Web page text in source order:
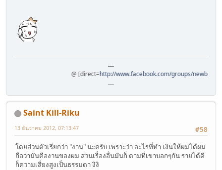
---
@ [direct=http://www.facebook.com/groups/newbiehunters/]
---
Saint Kill-Riku
#58
13 ธันวาคม 2012, 07:13:47
โดยส่วนตัวเรียกว่า "งาน" นะครับ เพราะว่า อะไรที่ทำ เงินให้ผมได้ผม
ถือว่ามันคืองานของผม ส่วนเรื่องอื่นมันก็ ตามที่เขาบอกๆกัน รายได้ดี
ก็ความเสี่ยงสูงเป็นธรรมดา งิงิ